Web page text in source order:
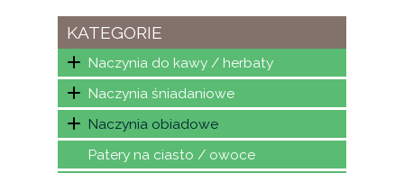
KATEGORIE
Naczynia do kawy / herbaty
Naczynia śniadaniowe
Naczynia obiadowe
Patery na ciasto / owoce